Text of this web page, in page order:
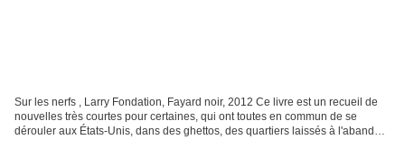
Sur les nerfs , Larry Fondation, Fayard noir, 2012 Ce livre est un recueil de
nouvelles très courtes pour certaines, qui ont toutes en commun de se
dérouler aux États-Unis, dans des ghettos, des quartiers laissés à l'abandon,